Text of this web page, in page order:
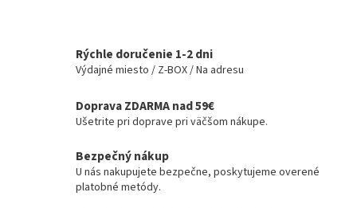
Rýchle doručenie 1-2 dni
Výdajné miesto / Z-BOX / Na adresu
Doprava ZDARMA nad 59€
Ušetrite pri doprave pri väčšom nákupe.
Bezpečný nákup
U nás nakupujete bezpečne, poskytujeme overené
platobné metódy.